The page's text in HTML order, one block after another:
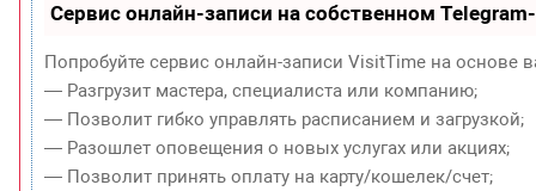
Сервис онлайн-записи на собственном
Попробуйте сервис онлайн-записи VisitTime на основе
— Разгрузит мастера, специалиста или компанию;
— Позволит гибко управлять расписанием и загрузкой;
— Разошлет оповещения о новых услугах или акциях;
— Позволит принять оплату на карту/кошелек/счет;